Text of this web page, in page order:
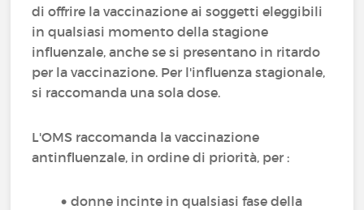
di offrire la vaccinazione ai soggetti eleggibili
in qualsiasi momento della stagione
influenzale, anche se si presentano in ritardo
per la vaccinazione. Per l'influenza stagionale,
si raccomanda una sola dose.
L'OMS raccomanda la vaccinazione
antinfluenzale, in ordine di priorità, per :
donne incinte in qualsiasi fase della